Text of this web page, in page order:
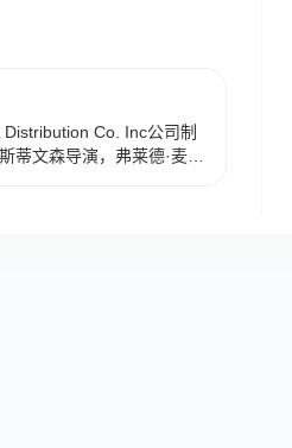
Distribution Co. Inc公司制
蒂文森导演，弗莱德·麦克